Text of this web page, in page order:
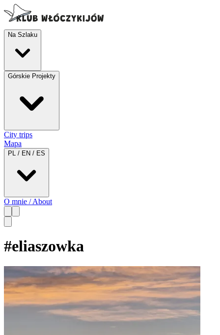
Na Szlaku
Górskie Projekty
City trips
Mapa
PL / EN / ES
O mnie / About
#eliaszowka